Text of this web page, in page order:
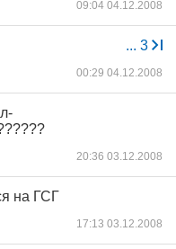
09:04 04.12.2008
... 3
00:29 04.12.2008
20:36 03.12.2008
на ГСГ
17:13 03.12.2008